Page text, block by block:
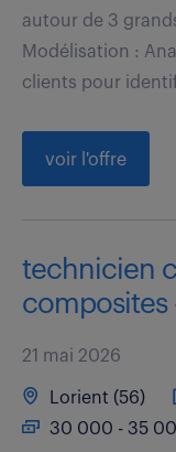
autour de 3
Modélisation :
clients pour
voir l'offre
technicien
composites
21 mai 2026
Lorient (56)
30 000 - 35